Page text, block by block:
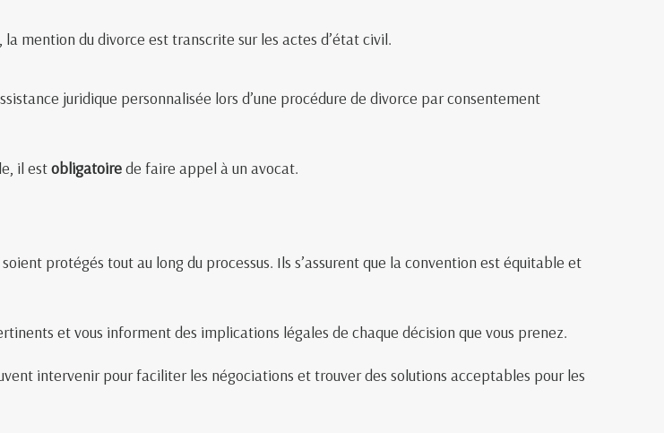
mention du divorce est transcrite sur les actes d’état civil.
juridique personnalisée lors d’une procédure de divorce par consentement
il estobligatoirede faire appel à un avocat.
protégés tout au long du processus. Ils s’assurent que la convention est équitable et
et vous informent des implications légales de chaque décision que vous prenez.
intervenir pour faciliter les négociations et trouver des solutions acceptables pour les